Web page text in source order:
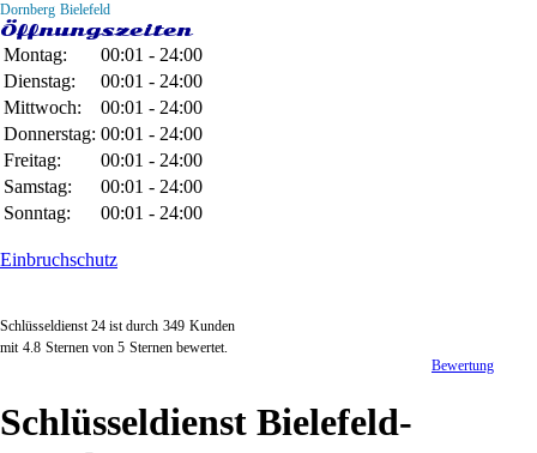
Dornberg Bielefeld
Öffnungszeiten
Montag:
00:01 - 24:00
Dienstag:
00:01 - 24:00
Mittwoch:
00:01 - 24:00
Donnerstag: 00:01 - 24:00
Freitag:
00:01 - 24:00
Samstag:
00:01 - 24:00
Sonntag:
00:01 - 24:00
Einbruchschutz
Schlüsseldienst 24 ist durch 349 Kunden
mit 4.8 Sternen von 5 Sternen bewertet.
Bewertung
Schlüsseldienst Bielefeld-